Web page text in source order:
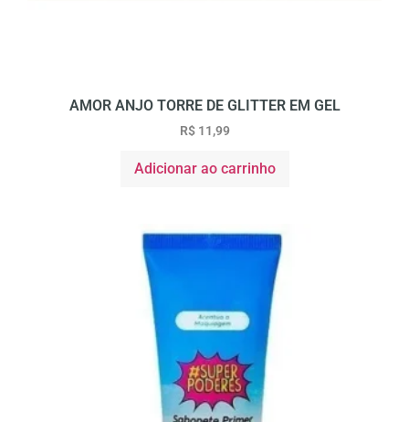
AMOR ANJO TORRE DE GLITTER EM GEL
R$11,99
Adicionar ao carrinho